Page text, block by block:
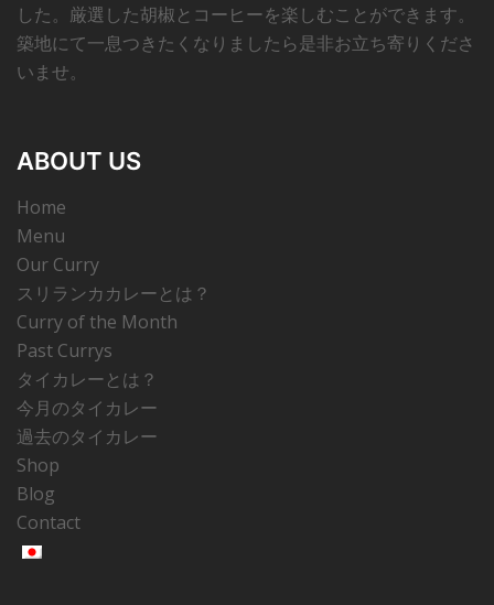
した。厳選した胡椒とコーヒーを楽しむことができます。
築地にて一息つきたくなりましたら是非お立ち寄りくださ
いませ。
ABOUT US
Home
Menu
Our Curry
スリランカカレーとは？
Curry of the Month
Past Currys
タイカレーとは？
今月のタイカレー
過去のタイカレー
Shop
Blog
Contact